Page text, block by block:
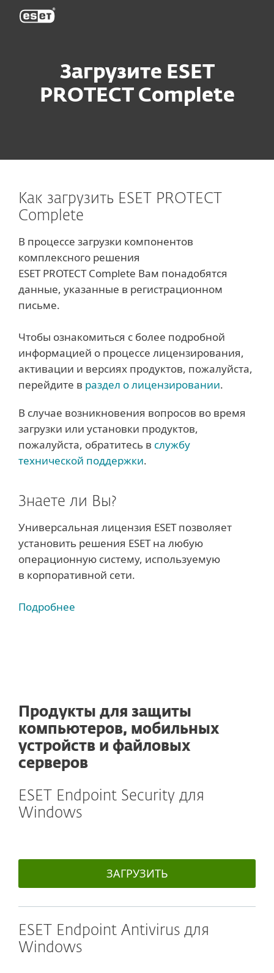
Загрузите ESET
PROTECT Complete
Как загрузить ESET PROTECT
Complete
В процессе загрузки компонентов
комплексного решения
ESET PROTECT Complete Вам понадобятся
данные, указанные в регистрационном
письме.
Чтобы ознакомиться с более подробной
информацией о процессе лицензирования,
активации и версиях продуктов, пожалуйста,
перейдите в раздел о лицензировании.
В случае возникновения вопросов во время
загрузки или установки продуктов,
пожалуйста, обратитесь в службу
технической поддержки.
Знаете ли Вы?
Универсальная лицензия ESET позволяет
установить решения ESET на любую
операционную систему, используемую
в корпоративной сети.
Подробнее
Продукты для защиты
компьютеров, мобильных
устройств и файловых
серверов
ESET Endpoint Security для
Windows
ЗАГРУЗИТЬ
ESET Endpoint Antivirus для
Windows
ESET